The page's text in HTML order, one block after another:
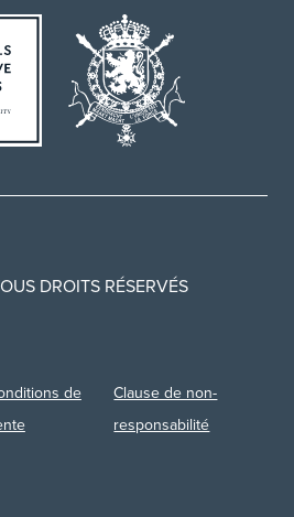
DROITS RÉSERVÉS
de
Clause de non-
responsabilité